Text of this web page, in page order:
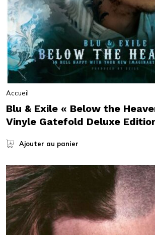
Accueil
Blu & Exile « Below the
Vinyle Gatefold Deluxe
Ajouter au panier